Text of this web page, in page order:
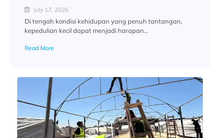
July 17, 2026
Di tengah kondisi kehidupan yang penuh tantangan,
kepedulian kecil dapat menjadi harapan...
Read More